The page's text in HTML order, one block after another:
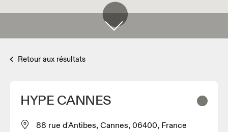
Retour aux résultats
HYPE CANNES
88 rue d'Antibes, Cannes, 06400, France